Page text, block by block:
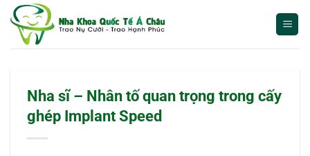
qua
Nha sĩ – Nhân tố quan trọng trong cấy
ghép Implant Speed